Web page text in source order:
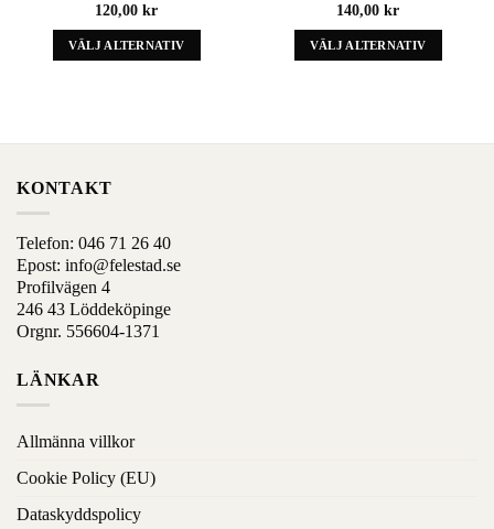
120,00 kr
VÄLJ ALTERNATIV
produktens
sida
140,00 kr
VÄLJ ALTERNATIV
KONTAKT
Telefon: 046 71 26 40
Epost: info@felestad.se
Profilvägen 4
246 43 Löddeköpinge
Orgnr. 556604-1371
LÄNKAR
Allmänna villkor
Cookie Policy (EU)
Dataskyddspolicy